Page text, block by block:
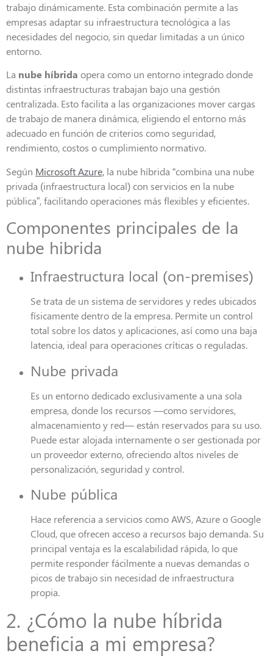
trabajo dinámicamente. Esta combinación permite a las
empresas adaptar su infraestructura tecnológica a las
necesidades del negocio, sin quedar limitadas a un único
entorno.
La nube híbrida opera como un entorno integrado donde
distintas infraestructuras trabajan bajo una gestión
centralizada. Esto facilita a las organizaciones mover cargas
de trabajo de manera dinámica, eligiendo el entorno más
adecuado en función de criterios como seguridad,
rendimiento, costos o cumplimiento normativo.
Según Microsoft Azure, la nube híbrida “combina una nube
privada (infraestructura local) con servicios en la nube
pública”, facilitando operaciones más flexibles y eficientes.
Componentes principales de la
nube hibrida
Infraestructura local (on-premises)
Se trata de un sistema de servidores y redes ubicados
físicamente dentro de la empresa. Permite un control
total sobre los datos y aplicaciones, así como una baja
latencia, ideal para operaciones críticas o reguladas.
Nube privada
Es un entorno dedicado exclusivamente a una sola
empresa, donde los recursos —como servidores,
almacenamiento y red— están reservados para su uso.
Puede estar alojada internamente o ser gestionada por
un proveedor externo, ofreciendo altos niveles de
personalización, seguridad y control.
Nube pública
Hace referencia a servicios como AWS, Azure o Google
Cloud, que ofrecen acceso a recursos bajo demanda. Su
principal ventaja es la escalabilidad rápida, lo que
permite responder fácilmente a nuevas demandas o
picos de trabajo sin necesidad de infraestructura
propia.
2. ¿Cómo la nube híbrida
beneficia a mi empresa?